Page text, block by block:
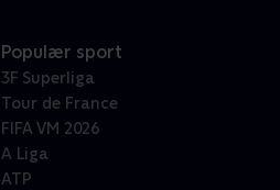
Populær sport
3F Superliga
Tour de France
FIFA VM 2026
A Liga
ATP